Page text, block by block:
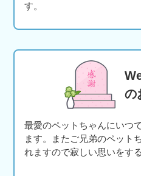
す。
の
最愛のペットちゃんにいつ
ます。またご兄弟のペット
れますので寂しい思いをす